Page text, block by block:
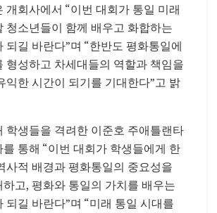
개회사에서 “이번 대회가 통일 미래
청소년들이 함께 배우고 화합하는
되길 바란다”며 “한반도 평화통일에
형성하고 차세대들의 역할과 책임을
익한 시간이 되기를 기대한다”고 밝
학생들을 격려한 이준호 주애틀랜타
통해 “이번 대회가 학생들에게 한
사적 배경과 평화통일의 중요성을
고, 평화와 통일의 가치를 배우는
되길 바란다”며 “미래 통일 시대를